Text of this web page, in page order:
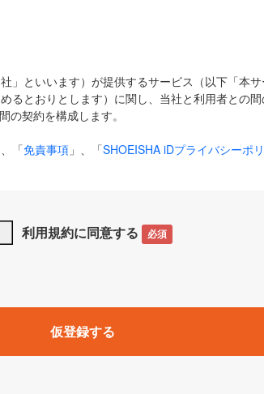
」といいます）が提供するサービス（以下「本
るとおりとします）に関し、当社と利用者との
の契約を構成します。
、「免責事項 」、「SHOEISHA iDプライバシーポ
のとします。
下のサービス（名称や内容が変更された場合、
社が実施するイベントやキャンペーンをいいます
MarkeZine」「EnterpriseZine」「ECzine」「
利用規約に同意する 必須
仮登録する